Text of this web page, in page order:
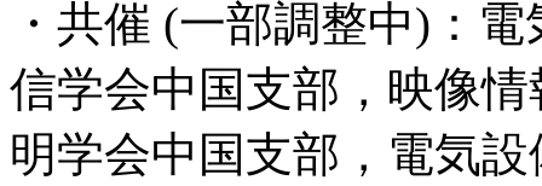
・共催 (一部調整中)：
信学会中国支部，映像
明学会中国支部，電気